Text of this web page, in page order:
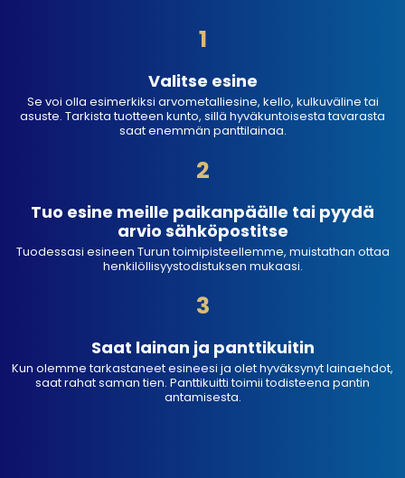
1
Valitse esine
Se voi olla esimerkiksi arvometalliesine, kello, kulkuväline tai
asuste. Tarkista tuotteen kunto, sillä hyväkuntoisesta tavarasta
saat enemmän panttilainaa.
2
Tuo esine meille paikanpäälle tai pyydä
arvio sähköpostitse
Tuodessasi esineen Turun toimipisteellemme, muistathan ottaa
henkilöllisyystodistuksen mukaasi.
3
Saat lainan ja panttikuitin
Kun olemme tarkastaneet esineesi ja olet hyväksynyt lainaehdot,
saat rahat saman tien. Panttikuitti toimii todisteena pantin
antamisesta.